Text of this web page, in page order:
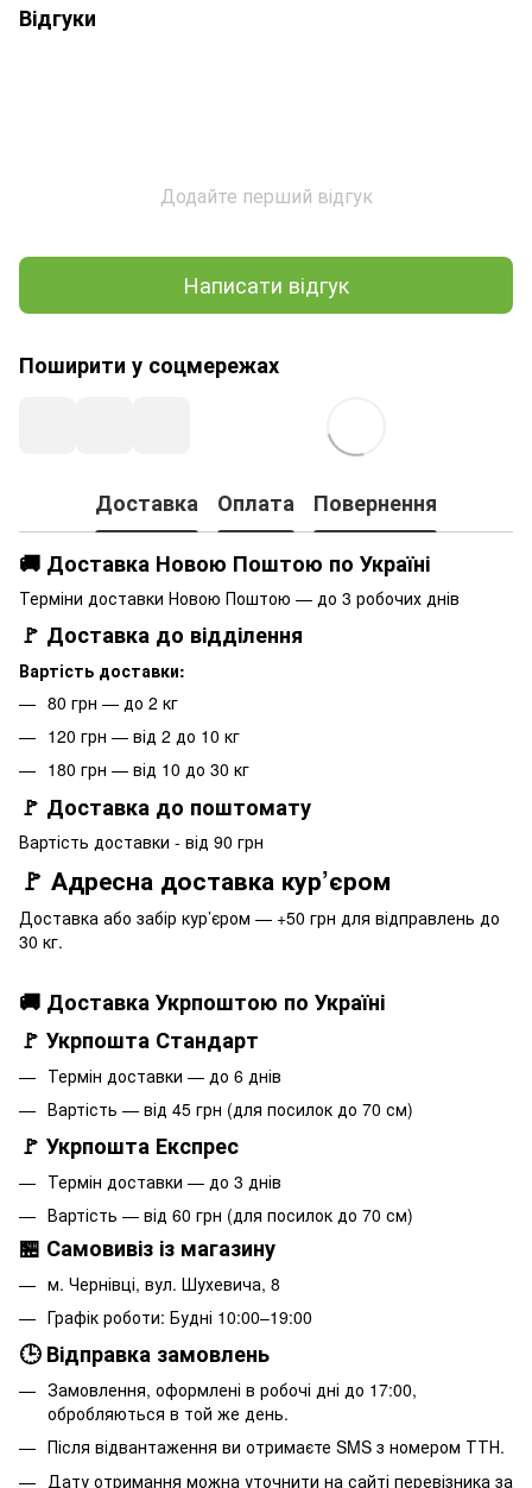
Відгуки
Додайте перший відгук
Написати відгук
Поширити у соцмережах
Доставка Оплата
Повернення
🚚 Доставка Новою Поштою по Україні
Терміни доставки Новою Поштою — до 3 робочих днів
🚩 Доставка до відділення
Вартість доставки:
80 грн — до 2 кг
120 грн — від 2 до 10 кг
180 грн — від 10 до 30 кг
🚩 Доставка до поштомату
Вартість доставки - від 90 грн
🚩 Адресна доставка кур’єром
Доставка або забір кур’єром — +50 грн для відправлень до
30 кг.
🚚 Доставка Укрпоштою по Україні
🚩 Укрпошта Стандарт
Термін доставки — до 6 днів
Вартість — від 45 грн (для посилок до 70 см)
🚩 Укрпошта Експрес
Термін доставки — до 3 днів
Вартість — від 60 грн (для посилок до 70 см)
🏪 Самовивіз із магазину
м. Чернівці, вул. Шухевича, 8
Графік роботи: Будні 10:00–19:00
🕒 Відправка замовлень
Замовлення, оформлені в робочі дні до 17:00,
обробляються в той же день.
Після відвантаження ви отримаєте SMS з номером ТТН.
Дату отримання можна уточнити на сайті перевізника за